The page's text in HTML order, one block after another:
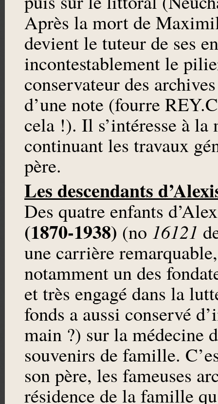
Après la mort de
devient le tuteur de ses
incontestablement le
conservateur des
d’une note (fourre
cela !). Il s’intéresse à la
continuant les travaux
père.
Les descendants
Des quatre enfants
(1870-1938) (no 16121
une carrière
notamment un des
et très engagé dans la
fonds a aussi conservé
main ?) sur la médecine
souvenirs de famille.
son père, les fameuses
résidence de la famille